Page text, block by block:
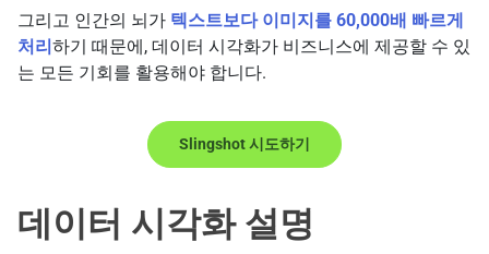
그리고 인간의 뇌가 텍스트보다 이미지를 60,000배 빠르게
처리 하기 때문에, 데이터 시각화가 비즈니스에 제공할 수 있
는 모든 기회를 활용해야 합니다.
Slingshot 시도하기
데이터 시각화 설명